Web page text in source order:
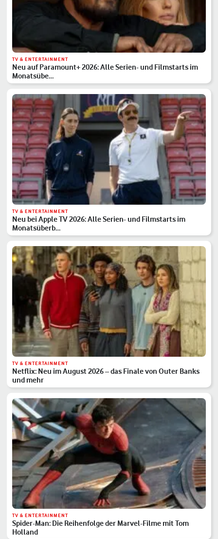
TV & ENTERTAINMENT
Neu auf Paramount+ 2026: Alle Serien- und Filmstarts im
Monatsübe…
TV & ENTERTAINMENT
Neu bei Apple TV 2026: Alle Serien- und Filmstarts im
Monatsüberb…
TV & ENTERTAINMENT
Netflix: Neu im August 2026 – das Finale von Outer Banks
und mehr
TV & ENTERTAINMENT
Spider-Man: Die Reihenfolge der Marvel-Filme mit Tom
Holland